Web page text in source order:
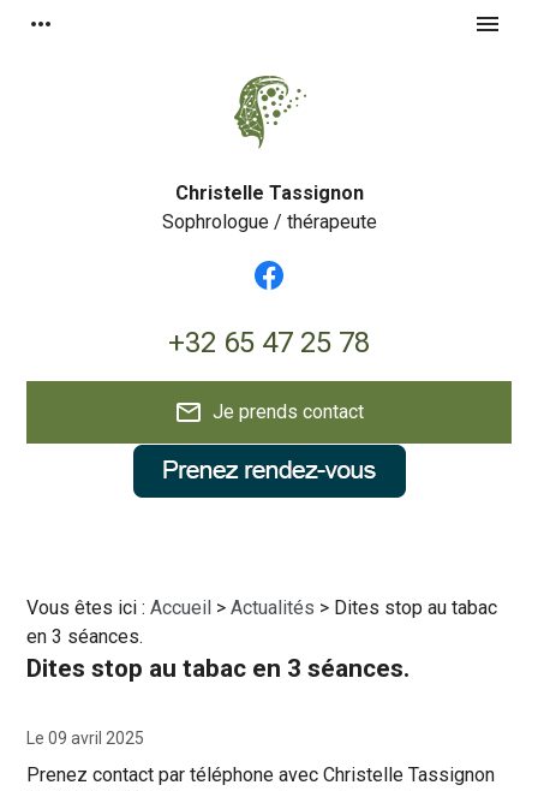
more_horiz menu
Christelle Tassignon
Sophrologue / thérapeute
+32 65 47 25 78
mail_outline Je prends contact
Vous êtes ici : Accueil >Actualités > Dites stop au tabac
en 3 séances.
Dites stop au tabac en 3 séances.
Le 09 avril 2025
Prenez contact par téléphone avec Christelle Tassignon